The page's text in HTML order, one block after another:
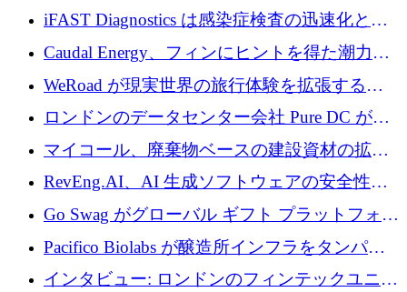
の商業化ギャップを埋めるために2,000万ユー
ロのディープテック基金を立ち上げる
iFAST Diagnostics は感染症検査の迅速化と抗
菌薬耐性への取り組みに 500 万ポンドを寄付
Caudal Energy、フィンにヒントを得た潮力発
電技術の規模拡大に向けて 430 万ポンドを調
WeRoad が現実世界の旅行体験を拡張するた
めに 5,800 万ドルを獲得
ロンドンのデータセンター会社 Pure DC が欧
州と中東の拡張に 27 億ドルを確保
マイコール、廃棄物ベースの建設資材の拡大
に400万ポンドを投資
RevEng.AI、AI 生成ソフトウェアの安全性を
確保するために 1,500 万ドルを調達
Go Swag がグローバル ギフト プラットフォー
ムを拡大するために 500 万ドルを調達
Pacifico Biolabs が醸造所インフラをタンパク
質生産に転換するために 700 万ユーロを調達
インタビュー: ロンドンのフィンテックユニコ